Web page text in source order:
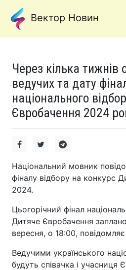
Вектор Новин
Через кілька тижнів
ведучих та дату
національного
Євробачення 2024
Національний мовник
фіналу відбору на конкурс
2024.
Цьогорічний фінал
Дитяче Євробачення
вересня, о 18:00,
Ведучими українського
будуть співачка і учасниця